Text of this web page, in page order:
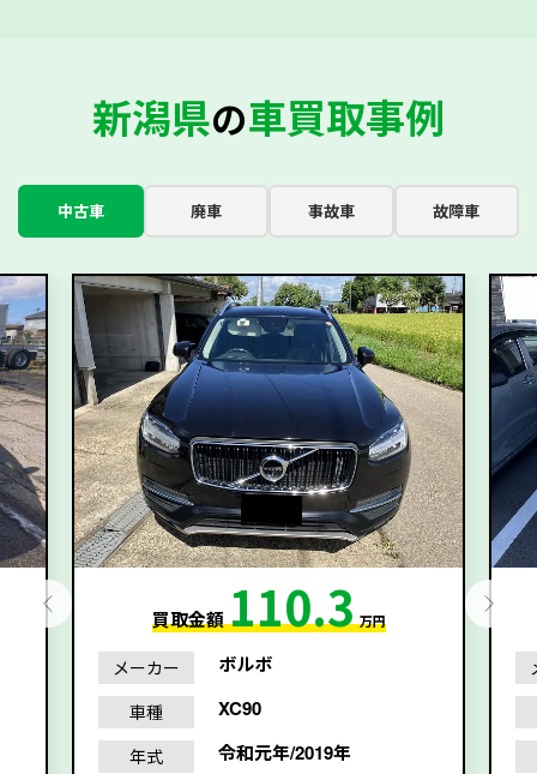
新潟県の車買取事例
中古車 廃車 事故車 故障車
買取金額110.3 万円
メーカー ボルボ
車種 XC90
年式 令和元年/2019年